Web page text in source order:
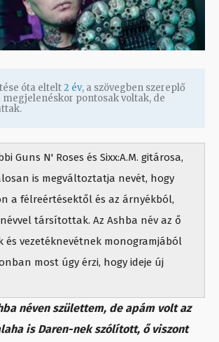
óta eltelt2 év, a szövegben szereplő
pontosak voltak, de
Guns N' Roses és Sixx:A.M. gitárosa,
is megváltoztatja nevét, hogy
a félreértésektől és az árnyékból,
társítottak. Az Ashba név az ő
és vezetéknevétnek monogramjából
most úgy érzi, hogy ideje új
néven születtem, de apám volt az
is Daren-nek szólított, ő viszont